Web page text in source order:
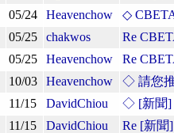
05/24 Heavenchow
◇
05/25 chakwos
Re
05/25 Heavenchow
Re
10/03 Heavenchow
◇ 請您
11/15 DavidChiou
◇ [新聞]
11/15 DavidChiou
Re [新聞